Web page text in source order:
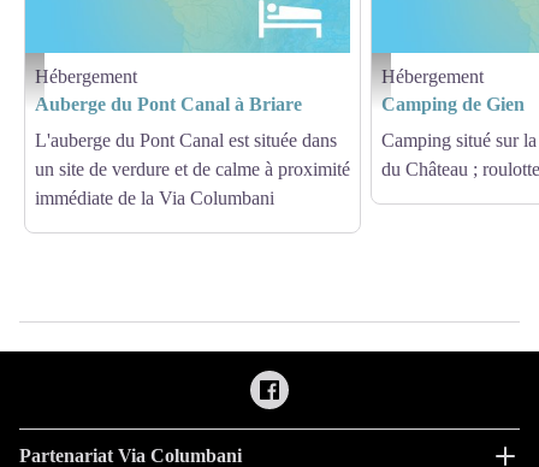
Hébergement - Via Columbani
Hébergement
Auberge du Pont Canal à Briare
L'auberge du Pont Canal est située dans
un site de verdure et de calme à proximité
immédiate de la Via Columbani
Hébergement - Via
Hébergement
Camping de Gien
Camping situé sur
du Château ;
Partenariat Via Columbani